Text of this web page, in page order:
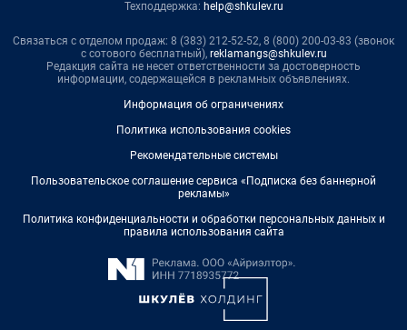
Техподдержка: help@shkulev.ru
Связаться с отделом продаж: 8 (383) 212-52-52, 8 (800) 200-03-83 (звонок
с сотового бесплатный), reklamangs@shkulev.ru
Редакция сайта не несет ответственности за достоверность
информации, содержащейся в рекламных объявлениях.
Информация об ограничениях
Политика использования cookies
Рекомендательные системы
Пользовательское соглашение сервиса «Подписка без баннерной
рекламы»
Политика конфиденциальности и обработки персональных данных и
правила использования сайта